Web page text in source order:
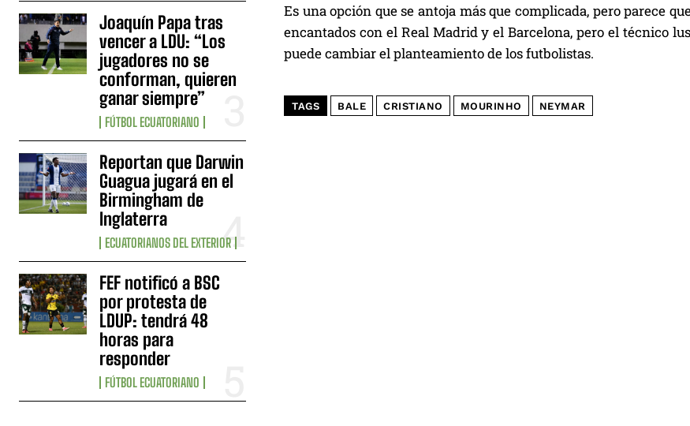
Joaquín Papa tras
vencer a LDU: “Los
jugadores no se
conforman, quieren
ganar siempre”
FÚTBOL ECUATORIANO
Reportan que Darwin
Guagua jugará en el
Birmingham de
Inglaterra
ECUATORIANOS DEL EXTERIOR
FEF notificó a BSC
por protesta de
LDUP: tendrá 48
horas para
responder
FÚTBOL ECUATORIANO
Es una opción que se antoja más que complicada, pero parece
encantados con el Real Madrid y el Barcelona, pero el técnico
puede cambiar el planteamiento de los futbolistas.
TAGS BALE CRISTIANO MOURINHO NEYMAR